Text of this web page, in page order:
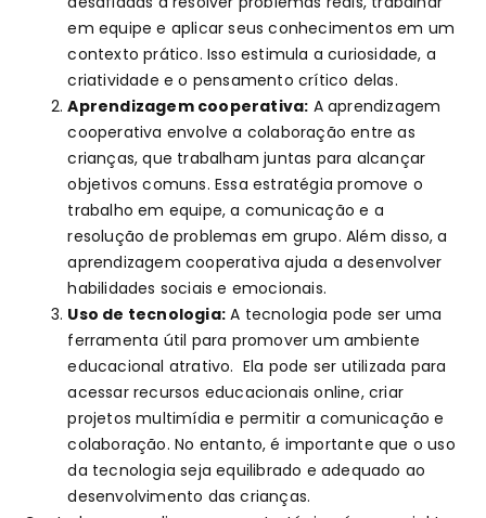
em equipe e aplicar seus conhecimentos em um
contexto prático. Isso estimula a curiosidade, a
criatividade e o pensamento crítico delas.
Aprendizagem cooperativa: A aprendizagem
cooperativa envolve a colaboração entre as
crianças, que trabalham juntas para alcançar
objetivos comuns. Essa estratégia promove o
trabalho em equipe, a comunicação e a
resolução de problemas em grupo. Além disso, a
aprendizagem cooperativa ajuda a desenvolver
habilidades sociais e emocionais.
Uso de tecnologia: A tecnologia pode ser uma
ferramenta útil para promover um ambiente
educacional atrativo. Ela pode ser utilizada para
acessar recursos educacionais online, criar
projetos multimídia e permitir a comunicação e
colaboração. No entanto, é importante que o uso
da tecnologia seja equilibrado e adequado ao
desenvolvimento das crianças.